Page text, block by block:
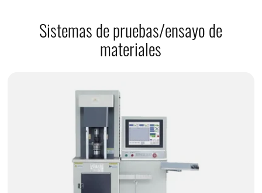
Sistemas de pruebas/ensayo de
materiales